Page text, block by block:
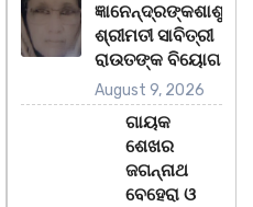
ଜ୍ଞାନେନ୍ଦ୍ରଙ୍କଶାଶୁ
ଶ୍ରୀମତୀ ସାବିତ୍ରୀ
ରାଉତଙ୍କ ବିୟୋଗ
August 9, 2026
ଗାୟକ
ଶେଖର
ଜଗନ୍ନାଥ
ବେହେରା ଓ